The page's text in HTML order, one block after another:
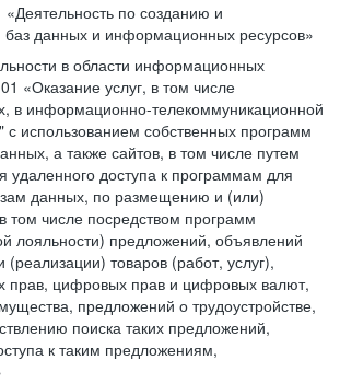
«Деятельность по созданию и
баз данных и информационных ресурсов»
в области информационных
«Оказание услуг, в том числе
в информационно-телекоммуникационной
с использованием собственных программ
а также сайтов, в том числе путем
удаленного доступа к программам для
данных, по размещению и (или)
том числе посредством программ
лояльности) предложений, объявлений
(реализации) товаров (работ, услуг),
прав, цифровых прав и цифровых валют,
предложений о трудоустройстве,
поиска таких предложений,
к таким предложениям,